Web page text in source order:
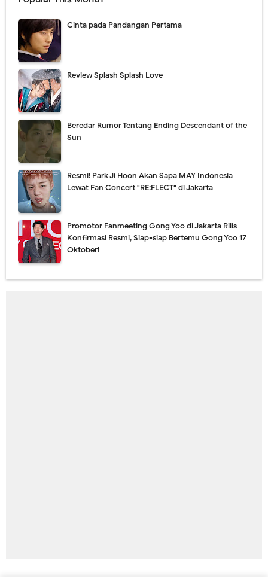
Cinta pada Pandangan Pertama
Review Splash Splash Love
Beredar Rumor Tentang Ending Descendant of the
Sun
Resmi! Park Ji Hoon Akan Sapa MAY Indonesia
Lewat Fan Concert "RE:FLECT" di Jakarta
Promotor Fanmeeting Gong Yoo di Jakarta Rilis
Konfirmasi Resmi, Siap-siap Bertemu Gong Yoo 17
Oktober!